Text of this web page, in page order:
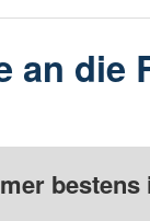
an die